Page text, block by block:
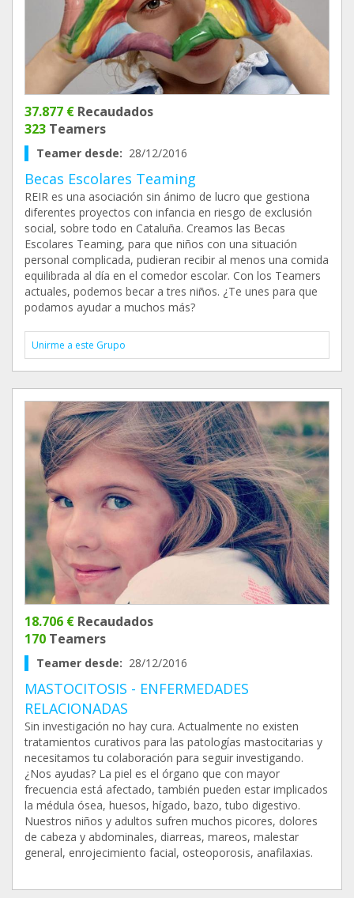
37.877 € Recaudados
323 Teamers
Teamer desde: 28/12/2016
Becas Escolares Teaming
REIR es una asociación sin ánimo de lucro que gestiona
diferentes proyectos con infancia en riesgo de exclusión
social, sobre todo en Cataluña. Creamos las Becas
Escolares Teaming, para que niños con una situación
personal complicada, pudieran recibir al menos una comida
equilibrada al día en el comedor escolar. Con los Teamers
actuales, podemos becar a tres niños. ¿Te unes para que
podamos ayudar a muchos más?
Unirme a este Grupo
18.706 € Recaudados
170 Teamers
Teamer desde: 28/12/2016
MASTOCITOSIS - ENFERMEDADES
RELACIONADAS
Sin investigación no hay cura. Actualmente no existen
tratamientos curativos para las patologías mastocitarias y
necesitamos tu colaboración para seguir investigando.
¿Nos ayudas? La piel es el órgano que con mayor
frecuencia está afectado, también pueden estar implicados
la médula ósea, huesos, hígado, bazo, tubo digestivo.
Nuestros niños y adultos sufren muchos picores, dolores
de cabeza y abdominales, diarreas, mareos, malestar
general, enrojecimiento facial, osteoporosis, anafilaxias.